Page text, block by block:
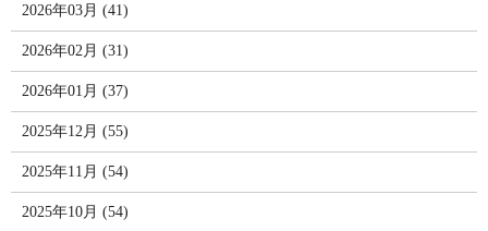
2026年03月 (41)
2026年02月 (31)
2026年01月 (37)
2025年12月 (55)
2025年11月 (54)
2025年10月 (54)